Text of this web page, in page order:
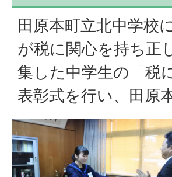
田原本町立北中学校
が税に関心を持ち正
集した中学生の「税
表彰式を行い、田原